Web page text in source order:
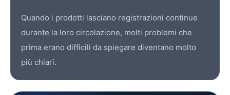
Quando i prodotti lasciano registrazioni continue
durante la loro circolazione, molti problemi che
prima erano difficili da spiegare diventano molto
più chiari.